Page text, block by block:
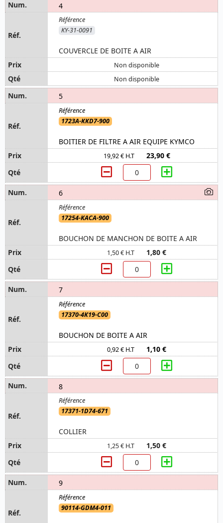
4
KY-31-0091
COUVERCLE DE BOITE A AIR
Non disponible
Non disponible
5
1723A-KKD7-900
BOITIER DE FILTRE A AIR EQUIPE KYMCO
19,92 € H.T 23,90 €
6
17254-KACA-900
BOUCHON DE MANCHON DE BOITE A AIR
1,50 € H.T 1,80 €
7
17370-4K19-C00
BOUCHON DE BOITE A AIR
0,92 € H.T 1,10 €
8
17371-1D74-671
COLLIER
1,25 € H.T 1,50 €
9
90114-GDM4-011